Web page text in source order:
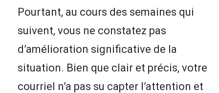
Pourtant, au cours des semaines qui
suivent, vous ne constatez pas
d’amélioration significative de la
situation. Bien que clair et précis, votre
courriel n’a pas su capter l’attention et